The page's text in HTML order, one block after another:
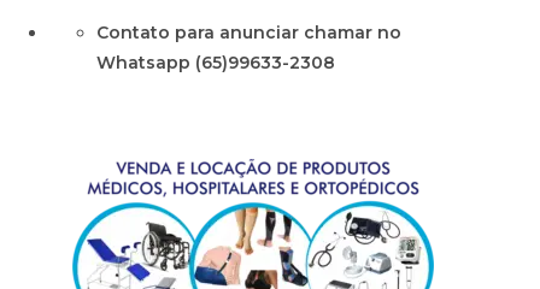
Contato para anunciar chamar no
Whatsapp (65)99633-2308